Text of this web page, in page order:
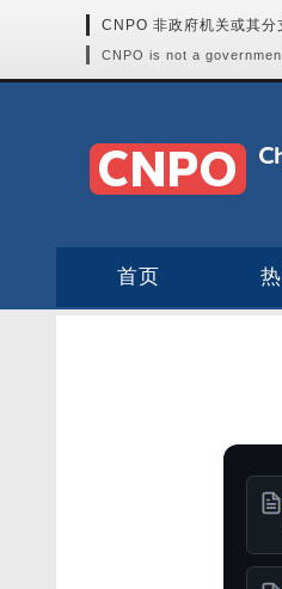
CNPO 非政府机关或其分
CNPO is not a
首页